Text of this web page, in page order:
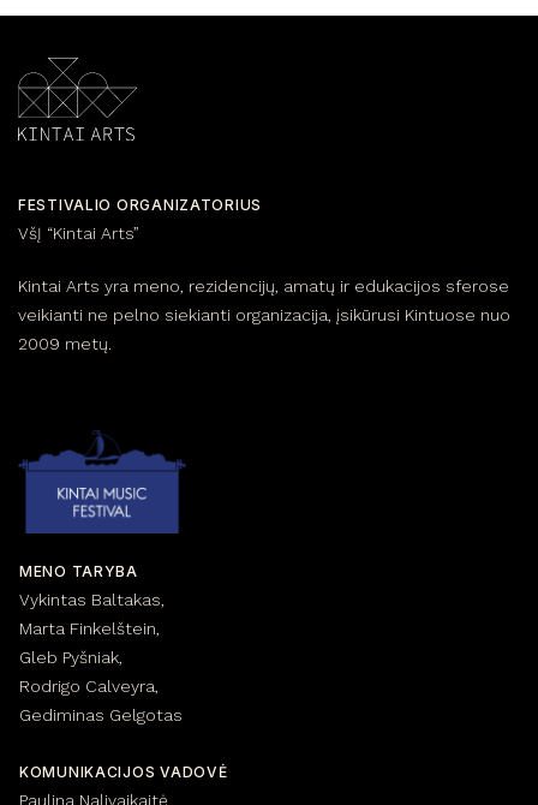
FESTIVALIO ORGANIZATORIUS
VšĮ “Kintai Arts”
Kintai Arts yra meno, rezidencijų, amatų ir edukacijos sferose
veikianti ne pelno siekianti organizacija, įsikūrusi Kintuose nuo
2009 metų.
MENO TARYBA
Vykintas Baltakas,
Marta Finkelštein,
Gleb Pyšniak,
Rodrigo Calveyra,
Gediminas Gelgotas
KOMUNIKACIJOS VADOVĖ
Paulina Nalivaikaitė